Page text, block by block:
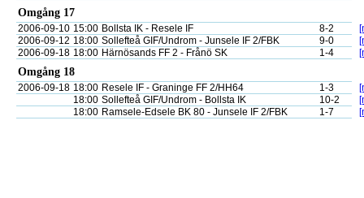
Omgång 17
2006-09-10 15:00 Bollsta IK - Resele IF 8-2
2006-09-12 18:00 Sollefteå GIF/Undrom - Junsele IF 2/FBK 9-0
2006-09-18 18:00 Härnösands FF 2 - Frånö SK 1-4
Omgång 18
2006-09-18 18:00 Resele IF - Graninge FF 2/HH64 1-3
18:00 Sollefteå GIF/Undrom - Bollsta IK 10-2
18:00 Ramsele-Edsele BK 80 - Junsele IF 2/FBK 1-7